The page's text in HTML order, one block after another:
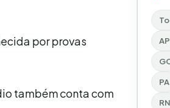
por provas
também conta com
AP
PA
RN